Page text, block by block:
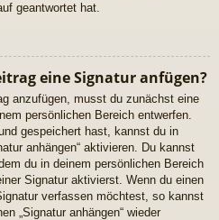
geantwortet hat.
eine Signatur anfügen?
anzufügen, musst du zunächst eine
persönlichen Bereich entwerfen.
gespeichert hast, kannst du in
anhängen“ aktivieren. Du kannst
du in deinem persönlichen Bereich
Signatur aktivierst. Wenn du einen
verfassen möchtest, so kannst
„Signatur anhängen“ wieder